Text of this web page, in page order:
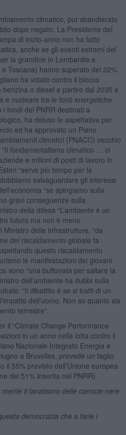
climatico, pur sbandierato
dopo negato. La Presidente del
di inizio-anno non ha fatto
anche se gli eventi estremi del
la grandine in Lombardia e
Toscana) hanno superato del 22%
ha votato contro il blocco
o diesel a partire dal 2035 e
e nucleare tra le fonti energetiche
fondi del PNRR destinati a
ha deluso le aspettative per
ed ha approvato un Piano
climatici (PNACC) vecchio
fondamentalismo climatico … ci
e milioni di posti di lavoro in
“serve più tempo per la
salvaguardare gli interessi
“se spingiamo sulla
gravi conseguenze sulla
della difesa “L’ambiente è un
futuro ma non è meno
Ministro delle infrastrutture, “da
del riscaldamento globale fa
questo riscaldamento
le manifestazioni dei giovani
sono “una buffonata per saltare la
dell’ambiente ha dubbi sulla
“Il dibattito è se si tratti di un
dell’uomo. Non so quanto sia
terrestre”.
il “Climate Change Performance
in un anno nella lotta contro il
Nazionale Integrato Energia e
a Bruxelles, prevede un taglio
il 55% previsto dall’Unione europea
del 51% inserita nel PNRR)
il fanatismo delle camicie nere
democrazia che a farle i